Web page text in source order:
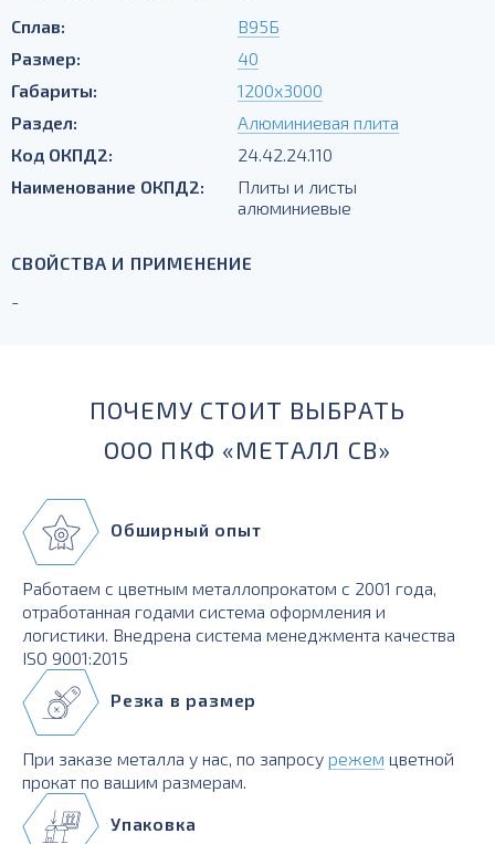
Сплав:
В95Б
Размер:
40
Габариты:
1200х3000
Раздел:
Алюминиевая плита
Код ОКПД2:
24.42.24.110
Наименование ОКПД2:
Плиты и листы
алюминиевые
СВОЙСТВА И ПРИМЕНЕНИЕ
-
ПОЧЕМУ СТОИТ ВЫБРАТЬ
ООО ПКФ «МЕТАЛЛ СВ»
Обширный опыт
Работаем с цветным металлопрокатом с 2001 года,
отработанная годами система оформления и
логистики. Внедрена система менеджмента качества
ISO 9001:2015
Резка в размер
При заказе металла у нас, по запросу режем цветной
прокат по вашим размерам.
Упаковка